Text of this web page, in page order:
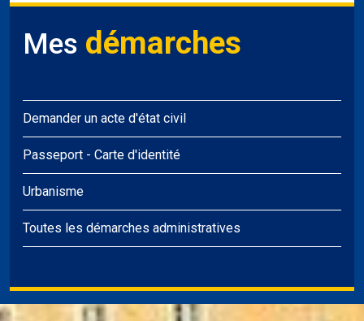
Mes démarches
Demander un acte d'état civil
Passeport - Carte d'identité
Urbanisme
Toutes les démarches administratives